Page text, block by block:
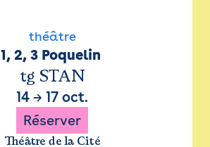
théâtre
1, 2, 3 Poquelin
tg STAN
14 → 17 oct.
Réserver
Théâtre de la Cité